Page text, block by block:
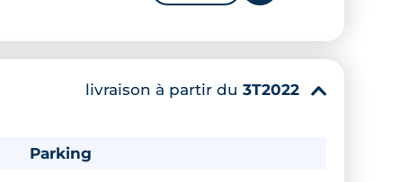
livraison à partir du 3T2022 ▾
Parking